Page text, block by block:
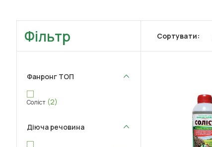
Фільтр
Фанронг ТОП
Соліст (2)
Діюча речовина
Сортувати: